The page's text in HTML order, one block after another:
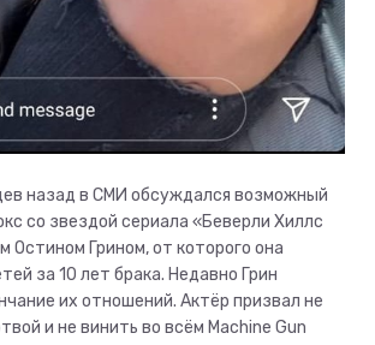
назад в СМИ обсуждался возможный
со звездой сериала «Беверли Хиллс
Остином Грином, от которого она
за 10 лет брака. Недавно Грин
их отношений. Актёр призвал не
и не винить во всём Machine Gun